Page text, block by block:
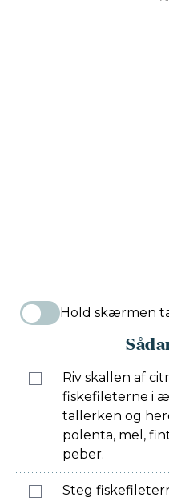
Hold skærmen
Riv skallen af
fiskefileterne i
tallerken og
polenta, mel,
peber.
Steg